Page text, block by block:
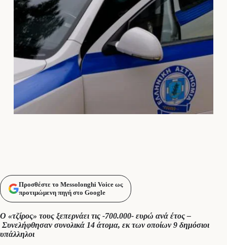
Προσθέστε το Messolonghi Voice ως
προτιμώμενη πηγή στο Google
Ο «τζίρος» τους ξεπερνάει τις -700.000- ευρώ ανά έτος –
Συνελήφθησαν συνολικά 14 άτομα, εκ των οποίων 9 δημόσιοι
υπάλληλοι